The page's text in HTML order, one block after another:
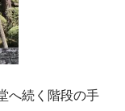
へ続く階段の手